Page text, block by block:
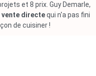
et 8 prix. Guy Demarle,
vente directequi n'a pas fini
de cuisiner !